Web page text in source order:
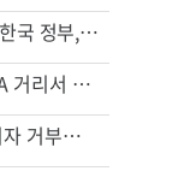
"65세 복수국적 빗장 푸나"... 한국 정부, 연령 완화 전면 추진
광고판 안에 사람이 산다?…LA 거리서 화제
서류 하나만 빠져도 영주권·비자 거부…심사관 재량권 대폭 확대